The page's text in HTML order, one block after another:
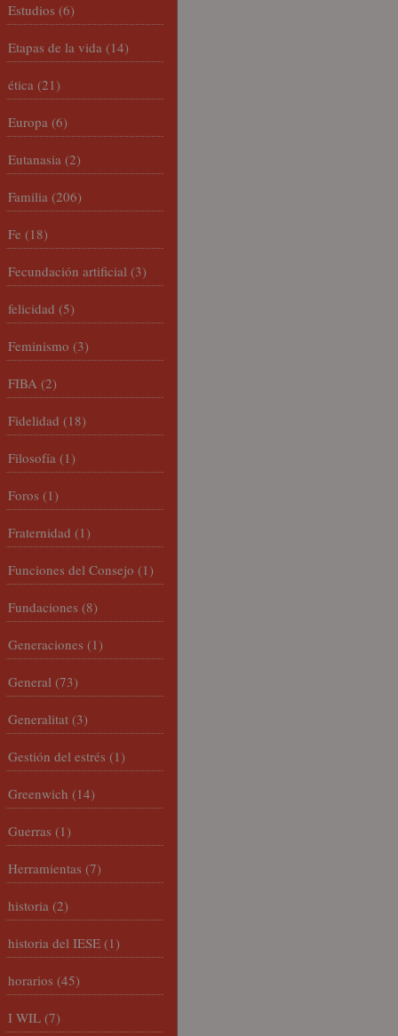
Estudios (6)
Etapas de la vida (14)
ética (21)
Europa (6)
Eutanasia (2)
Familia (206)
Fe (18)
Fecundación artificial (3)
felicidad (5)
Feminismo (3)
FIBA (2)
Fidelidad (18)
Filosofía (1)
Foros (1)
Fraternidad (1)
Funciones del Consejo (1)
Fundaciones (8)
Generaciones (1)
General (73)
Generalitat (3)
Gestión del estrés (1)
Greenwich (14)
Guerras (1)
Herramientas (7)
historia (2)
historia del IESE (1)
horarios (45)
I WIL (7)